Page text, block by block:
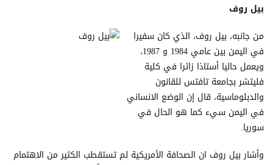
بيل روف
من جانبه، بيل روف، الذي كان سفيرا
في اليمن بين عامي 1984 و 1987،
ويعمل حاليا أستاذا زائرا في كلية
فليتشر بجامعة تافتس للقانون
والدبلوماسية، قال إن الوضع الانساني
في اليمن سيء كما هو الحال في
سوريا.
وأشار بيل روف ان الصحافة الأمريكية لم تستقطب الكثير من الاهتمام